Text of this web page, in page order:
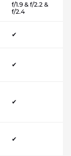
f/1.9 & f/2.2 &
f/2.4
✔
✔
✔
✔